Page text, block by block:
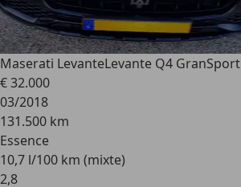
Maserati LevanteLevante Q4 GranSport
€ 32.000
03/2018
131.500 km
Essence
10,7 l/100 km (mixte)
2,8